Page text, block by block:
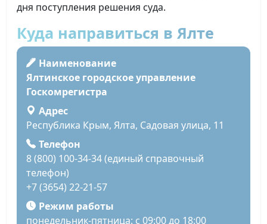
дня поступления решения суда.
Куда направиться в Ялте
Наименование
Ялтинское городское управление
Госкомрегистра
Адрес
Республика Крым, Ялта, Садовая улица, 11
Телефон
8 (800) 100-34-34 (единый справочный
телефон)
+7 (3654) 22-21-57
Режим работы
понедельник-пятница: с 09:00 до 18:00